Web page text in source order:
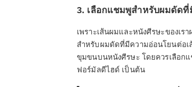
3. เลือกแชมพูสำหรับผมดัด
เพราะเส้นผมและหนังศีรษะของเ
สำหรับผมดัดที่มีความอ่อนโยนต่อเ
ขุมขนบนหนังศีรษะ โดยควรเลือก
ฟอร์มัลดีไฮด์ เป็นต้น